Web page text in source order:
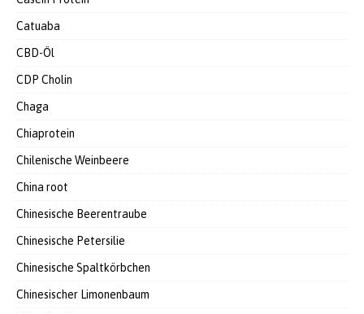
Catuaba
CBD-Öl
CDP Cholin
Chaga
Chiaprotein
Chilenische Weinbeere
China root
Chinesische Beerentraube
Chinesische Petersilie
Chinesische Spaltkörbchen
Chinesischer Limonenbaum